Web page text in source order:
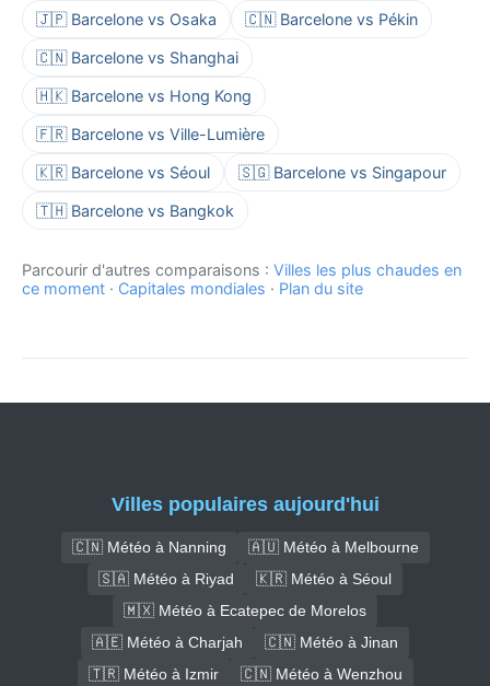
🇯🇵 Barcelone vs Osaka 🇨🇳 Barcelone vs Pékin
🇨🇳 Barcelone vs Shanghai
🇭🇰 Barcelone vs Hong Kong
🇫🇷 Barcelone vs Ville-Lumière
🇰🇷 Barcelone vs Séoul 🇸🇬 Barcelone vs Singapour
🇹🇭 Barcelone vs Bangkok
Parcourir d'autres comparaisons : Villes les plus chaudes en
ce moment · Capitales mondiales · Plan du site
Villes populaires aujourd'hui
🇨🇳 Météo à Nanning
🇦🇺 Météo à Melbourne
🇸🇦 Météo à Riyad
🇰🇷 Météo à Séoul
🇲🇽 Météo à Ecatepec de Morelos
🇦🇪 Météo à Charjah
🇨🇳 Météo à Jinan
🇹🇷 Météo à Izmir
🇨🇳 Météo à Wenzhou